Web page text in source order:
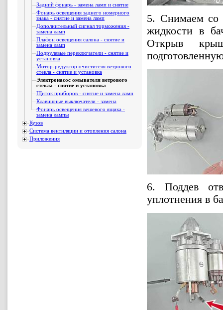
Задний фонарь - замена ламп и снятие
Фонарь освещения заднего номерного
знака - снятие и замена ламп
Дополнительный сигнал торможения -
замена ламп
Плафон освещения салона - снятие и
замена ламп
Подрулевые переключатели - снятие и
установка
Мотор-редуктор очистителя ветрового
стекла - снятие и установка
Электронасос омывателя ветрового
стекла - снятие и установка
Щиток приборов - снятие и замена ламп
Клавишные выключатели - замена
Фонарь освещения вещевого ящика -
замена лампы
Кузов
Система вентиляции и отопления салона
Приложения
5. Снимаем со
жидкости в
Открыв
6. Поддев
уплотнения в